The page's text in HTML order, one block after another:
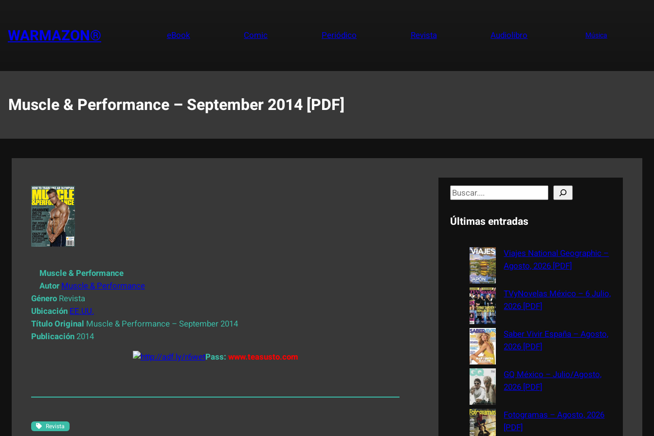
contenido
WARMAZON® eBook Comic Periódico Revista Audiolibro Música
Muscle & Performance – September 2014 [PDF]
Muscle & Performance
Autor Muscle & Performance
Género Revista
Ubicación EE.UU.
Título Original Muscle & Performance – September 2014
Publicación 2014
Pass: www.teasusto.com
Revista
S
e
a
Últimas entradas
Viajes National Geographic –
Agosto, 2026 [PDF]
TVyNovelas México – 6 Julio,
2026 [PDF]
Saber Vivir España – Agosto,
2026 [PDF]
GQ México – Julio/Agosto,
2026 [PDF]
Fotogramas – Agosto, 2026
[PDF]